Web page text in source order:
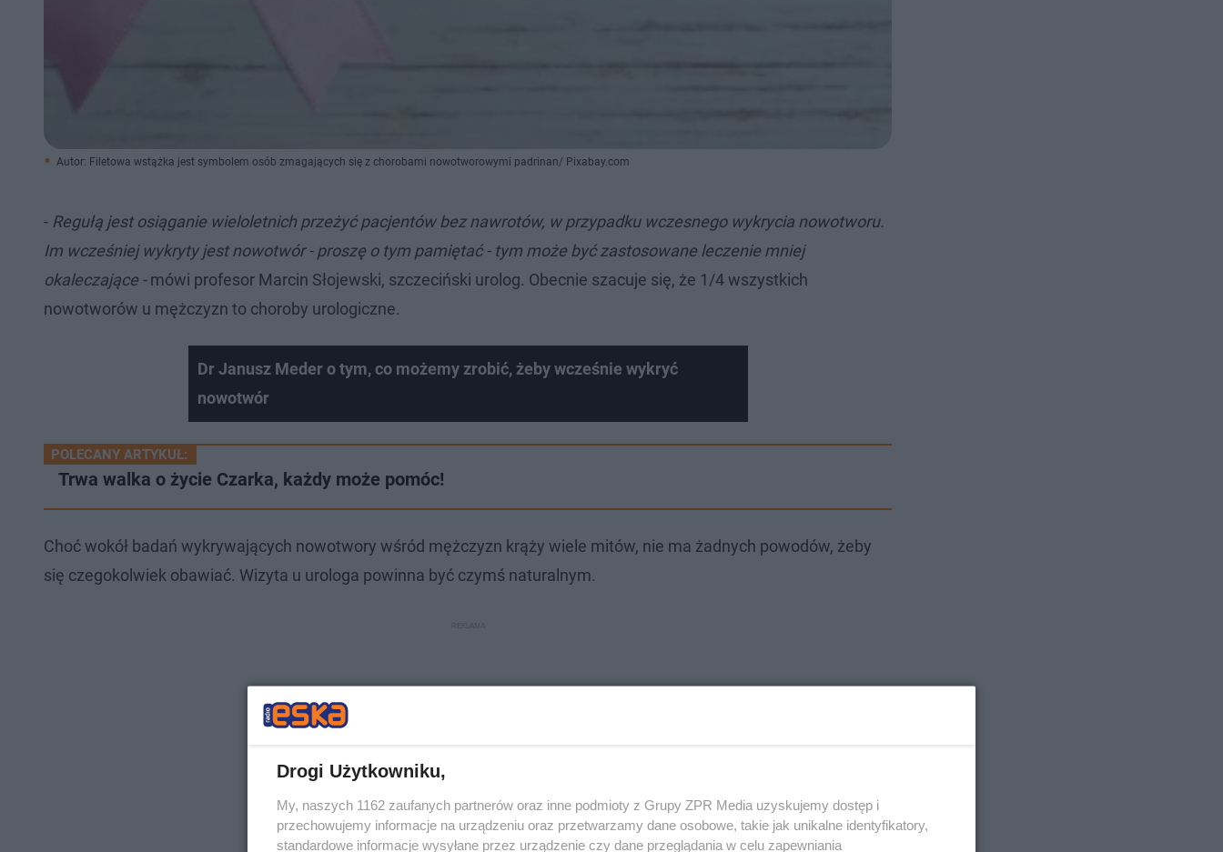
Autor: Filetowa wstążka jest symbolem osób zmagających się z chorobami nowotworowymi padrinan/ Pixabay.com
- Regułą jest osiąganie wieloletnich przeżyć pacjentów bez nawrotów, w przypadku wczesnego wykrycia nowotworu.
Im wcześniej wykryty jest nowotwór - proszę o tym pamiętać - tym może być zastosowane leczenie mniej
okaleczające -mówi profesor Marcin Słojewski, szczeciński urolog. Obecnie szacuje się, że 1/4 wszystkich
nowotworów u mężczyzn to choroby urologiczne.
Dr Janusz Meder o tym, co możemy zrobić, żeby wcześnie wykryć
nowotwór
POLECANY ARTYKUŁ:
Trwa walka o życie Czarka, każdy może pomóc!
Choć wokół badań wykrywających nowotwory wśród mężczyzn krąży wiele mitów, nie ma żadnych powodów, żeby
się czegokolwiek obawiać. Wizyta u urologa powinna być czymś naturalnym.
Drogi Użytkowniku,
My, naszych 1162 zaufanych partnerów oraz inne podmioty z Grupy ZPR Media uzyskujemy dostęp i
przechowujemy informacje na urządzeniu oraz przetwarzamy dane osobowe, takie jak unikalne identyfikatory,
standardowe informacje wysyłane przez urządzenie czy dane przeglądania w celu zapewniania